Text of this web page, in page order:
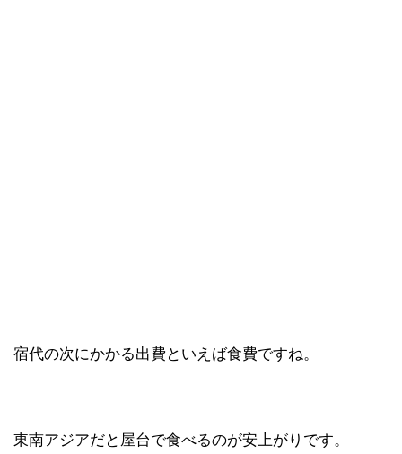
宿代の次にかかる出費といえば食費ですね。
東南アジアだと屋台で食べるのが安上がりです。